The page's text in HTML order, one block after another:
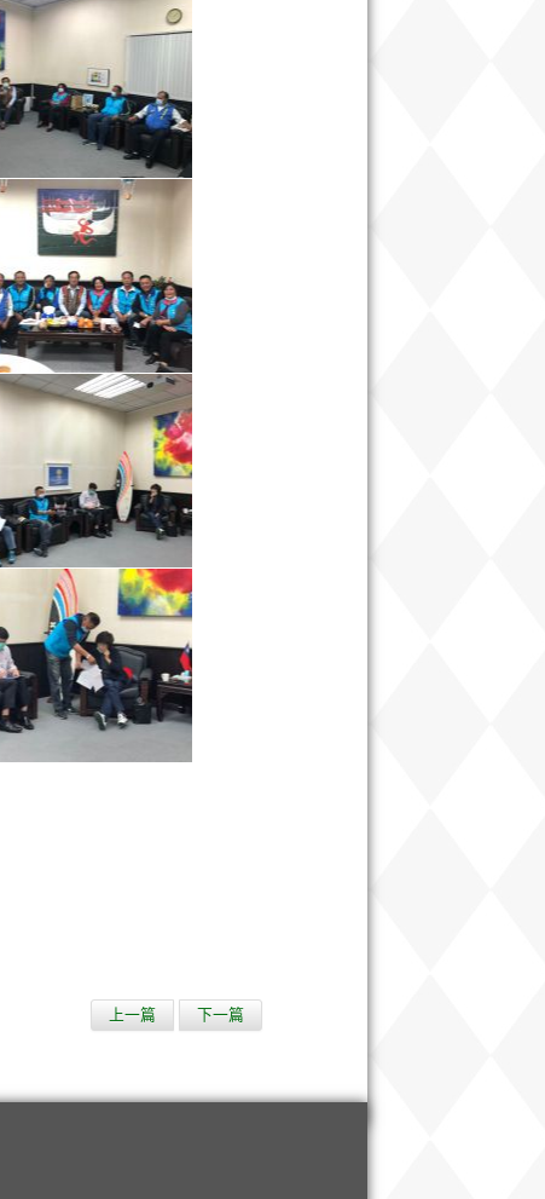
上一篇 下一篇